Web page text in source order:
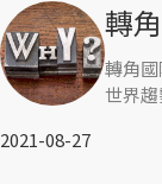
轉
轉角
世界趨
2021-08-27